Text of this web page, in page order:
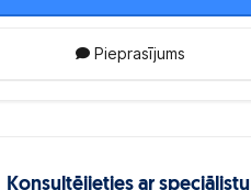
Pieprasījums
Konsultējieties ar speciālistu